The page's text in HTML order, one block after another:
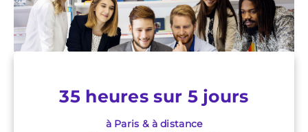
35 heures sur 5 jours
à Paris & à distance